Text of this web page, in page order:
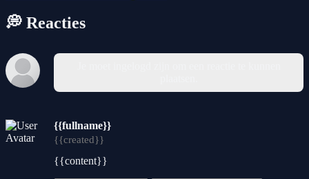
💭 Reacties
{{fullname}}
{{created}}
{{content}}